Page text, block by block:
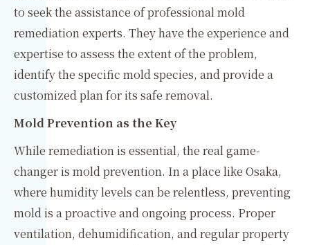
to seek the assistance of professional mold
remediation experts. They have the experience and
expertise to assess the extent of the problem,
identify the specific mold species, and provide a
customized plan for its safe removal.
Mold Prevention as the Key
While remediation is essential, the real game-
changer is mold prevention. In a place like Osaka,
where humidity levels can be relentless, preventing
mold is a proactive and ongoing process. Proper
ventilation, dehumidification, and regular property